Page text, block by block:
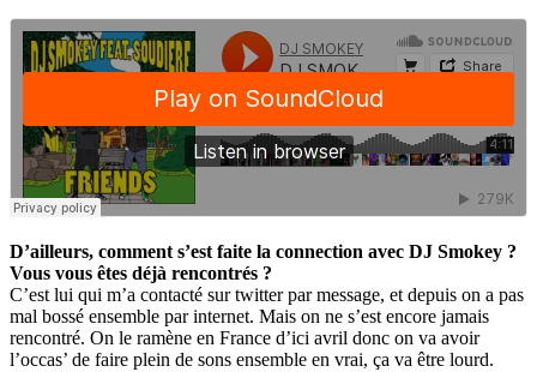
D’ailleurs, comment s’est faite la connection avec DJ Smokey ?
Vous vous êtes déjà rencontrés ?
C’est lui qui m’a contacté sur twitter par message, et depuis on a pas
mal bossé ensemble par internet. Mais on ne s’est encore jamais
rencontré. On le ramène en France d’ici avril donc on va avoir
l’occas’ de faire plein de sons ensemble en vrai, ça va être lourd.